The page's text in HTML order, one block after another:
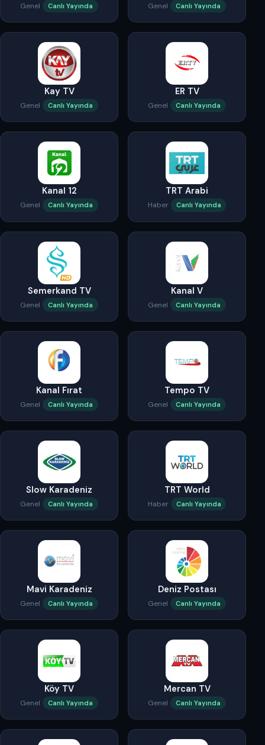
Genel Canlı Yayında Genel Canlı Yayında
Kay TV
Genel Canlı Yayında
ER TV
Genel Canlı Yayında
Kanal 12
Genel Canlı Yayında
TRT Arabi
Haber Canlı Yayında
Semerkand TV
Genel Canlı Yayında
Kanal V
Genel Canlı Yayında
Kanal Fırat
Genel Canlı Yayında
Tempo TV
Genel Canlı Yayında
Slow Karadeniz
Genel Canlı Yayında
TRT World
Haber Canlı Yayında
Mavi Karadeniz
Genel Canlı Yayında
Deniz Postası
Genel Canlı Yayında
Köy TV
Genel Canlı Yayında
Mercan TV
Genel Canlı Yayında